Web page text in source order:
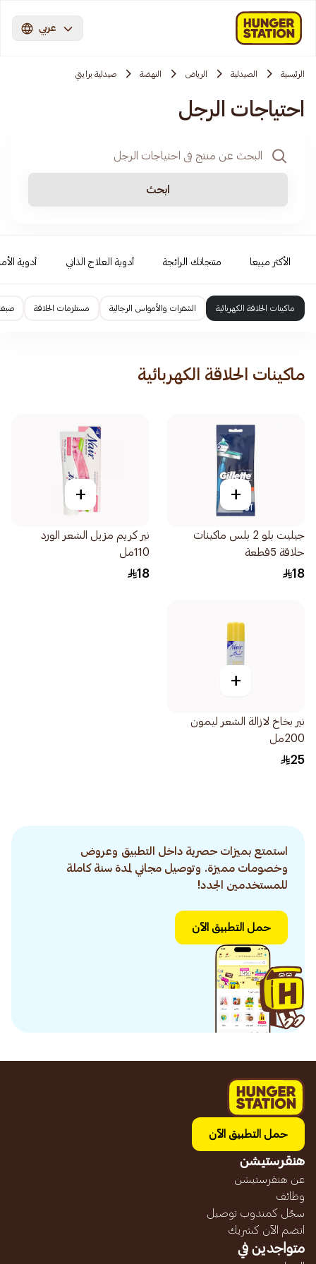
عربي
الرئيسية الصيدلية الرياض النهضة صيدلية برايتي
احتياجات الرجل
ابحث
الأكثر مبيعا منتجاتك الرائجة أدوية العلاج الذاتي أدوية
ماكينات الحلاقة الكهربائية الشفرات والأمواس الرجالية مستلزمات الحلاقة
ماكينات الحلاقة الكهربائية
+
جيليت بلو 2 بلس ماكينات
حلاقة 5قطعة
18
+
نير كريم مزيل الشعر الورد
110مل
18
+
نير بخاخ لازالة الشعر ليمون
200مل
25
استمتع بميزات حصرية داخل التطبيق وعروض
وخصومات مميزة. وتوصيل مجاني لمدة سنة كاملة
للمستخدمين الجدد!
حمل التطبيق الآن
حمل التطبيق الآن
هنقرستيشن
عن هنقرستيشن
وظائف
سجّل كمندوب توصيل
انضم الآن كشريك
متواجدين في